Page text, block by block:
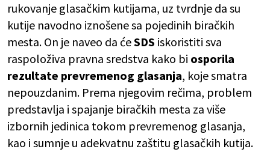
rukovanje glasačkim kutijama, uz tvrdnje da su
kutije navodno iznošene sa pojedinih biračkih
mesta. On je naveo da ćeSDS iskoristiti sva
raspoloživa pravna sredstva kako bi osporila
rezultate prevremenog glasanja, koje smatra
nepouzdanim. Prema njegovim rečima, problem
predstavlja i spajanje biračkih mesta za više
izbornih jedinica tokom prevremenog glasanja,
kao i sumnje u adekvatnu zaštitu glasačkih kutija.